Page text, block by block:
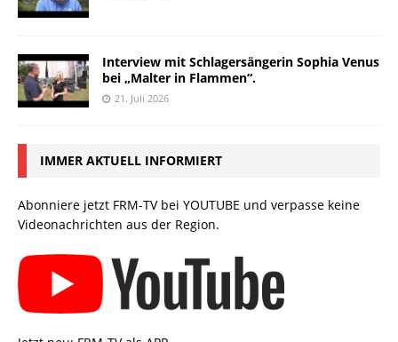
Interview mit Schlagersängerin Sophia Venus
bei „Malter in Flammen“.
21. Juli 2026
IMMER AKTUELL INFORMIERT
Abonniere jetzt FRM-TV bei YOUTUBE und verpasse keine
Videonachrichten aus der Region.